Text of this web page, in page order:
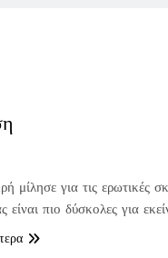
μίλησε για τις ερωτικές
είναι πιο δύσκολες για